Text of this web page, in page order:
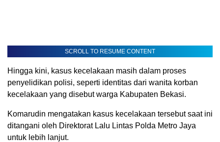
SCROLL TO RESUME CONTENT
Hingga kini, kasus kecelakaan masih dalam proses
penyelidikan polisi, seperti identitas dari wanita korban
kecelakaan yang disebut warga Kabupaten Bekasi.
Komarudin mengatakan kasus kecelakaan tersebut saat ini
ditangani oleh Direktorat Lalu Lintas Polda Metro Jaya
untuk lebih lanjut.